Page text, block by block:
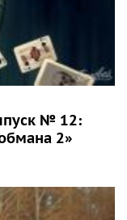
№ 12:
2»